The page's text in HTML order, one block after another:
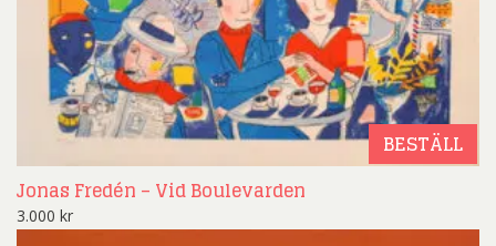
BESTÄLL
Jonas Fredén – Vid Boulevarden
3.000 kr